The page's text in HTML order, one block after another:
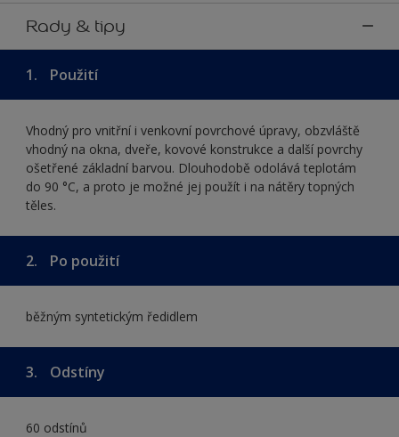
Rady & tipy
1. Použití
Vhodný pro vnitřní i venkovní povrchové úpravy, obzvláště
vhodný na okna, dveře, kovové konstrukce a další povrchy
ošetřené základní barvou. Dlouhodobě odolává teplotám
do 90 °C, a proto je možné jej použít i na nátěry topných
těles.
2. Po použití
běžným syntetickým ředidlem
3. Odstíny
60 odstínů